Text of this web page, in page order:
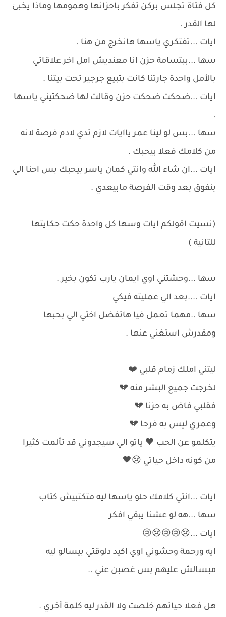
كل فتاة تجلس بركن تفكر باحزانها وهمومها وماذا يخبئ
لها القدر .
ايات ...تفتكري ياسها هانخرج من هنا .
سها ...ببتسامة حزن انا معنديش امل اخر علاقاتي
بالأمل واحدة جارتنا كانت بتبيع جرجير تحت بيتنا .
ايات ...ضحكت ضحكت حزن وقالت لها ضحكتيني ياسها
.
سها ...بس لو لينا عمر ياايات لازم تدي لادم فرصة لانه
من كلامك فعلا بيحبك .
ايات ...ان شاء الله وانتي كمان ياسر بيحبك بس احنا الي
بنفوق بعد وقت الفرصة مابيعدي .
(نسيت اقولكم ايات وسها كل واحدة حكت حكايتها
للتانية )
سها ...وحشتني اوي ايمان يارب تكون بخير .
ايات ....بعد الي عمليته فيكي
سها ..مهما تعمل فيا هاتفضل اختي الي بحبها
ومقدرش استغني عنها .
ليتني املك زمام قلبي ⁦❤️⁩
لخرجت جميع البشر منه 💔
فقلبي فاض به حزنا 💔
وعمري ليس به فرحا 💔
يتكلمو عن الحب 🖤 ياتو الي سيجدوني قد تألمت كثيرا
من كونه داخل حياتي 😢🖤
ايات ...انتي كلامك حلو ياسها ليه متكتبيش كتاب
سها ...هه لو عشنا يبقي افكر
ايات ...😢😢😢😢😢
ايه ورحمة وحشوني اوي اكيد دلوقتي بيسالو ليه
مبسالش عليهم بس غصبن عني ..
هل فعلا حياتهم خلصت ولا القدر ليه كلمة أخري .